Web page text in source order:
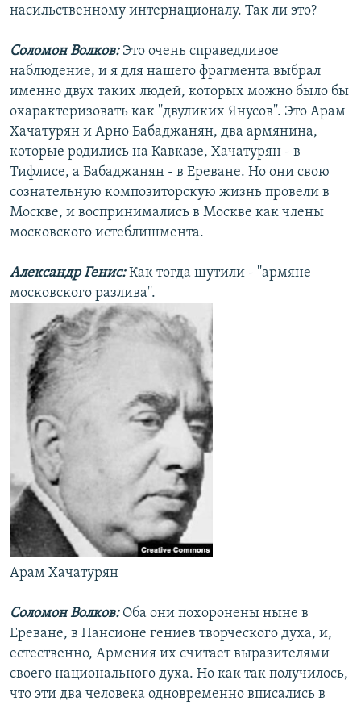
насильственному интернационалу. Так ли это?
Соломон Волков:Это очень справедливое
наблюдение, и я для нашего фрагмента выбрал
именно двух таких людей, которых можно было бы
охарактеризовать как ''двуликих Янусов''. Это Арам
Хачатурян и Арно Бабаджанян, два армянина,
которые родились на Кавказе, Хачатурян - в
Тифлисе, а Бабаджанян - в Ереване. Но они свою
сознательную композиторскую жизнь провели в
Москве, и воспринимались в Москве как члены
московского истеблишмента.
Александр Генис:Как тогда шутили - ''армяне
московского разлива''.
Арам Хачатурян
Соломон Волков: Оба они похоронены ныне в
Ереване, в Пансионе гениев творческого духа, и,
естественно, Армения их считает выразителями
своего национального духа. Но как так получилось,
что эти два человека одновременно вписались в